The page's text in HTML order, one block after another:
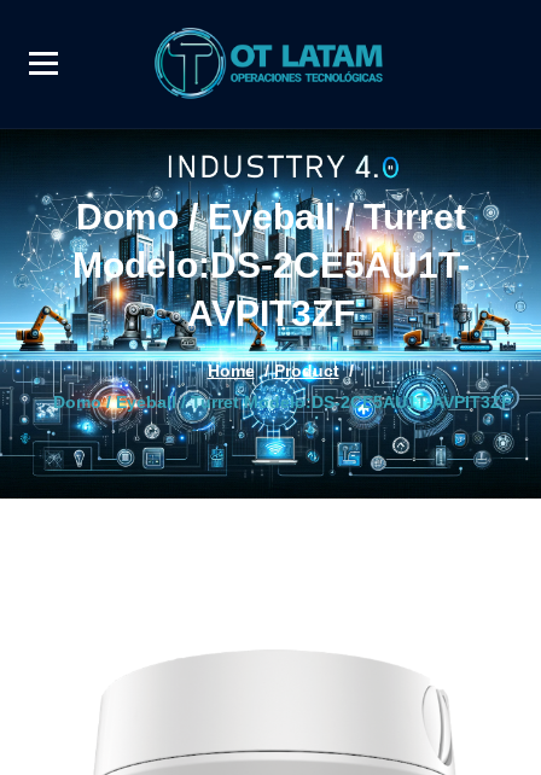
Domo / Eyeball / Turret
Modelo:DS-2CE5AU1T-
AVPIT3ZF
Home/Product/
Domo / Eyeball / Turret Modelo:DS-2CE5AU1T-AVPIT3ZF